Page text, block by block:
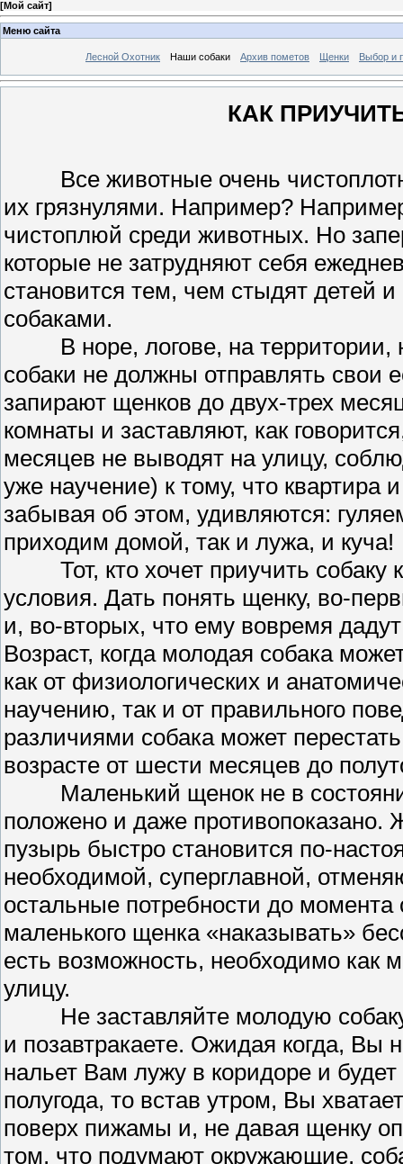
[Мой сайт]
Меню сайта
Лесной Охотник Наши собаки Архив пометов Щенки Выбор и
КАК
Все животные очень
их грязнулями. Например?
чистоплюй среди животных. Но
которые не затрудняют себя
становится тем, чем стыдят детей
собаками.
В норе, логове, на территории,
собаки не должны отправлять свои
запирают щенков до двух-трех
комнаты и заставляют, как
месяцев не выводят на улицу,
уже научение) к тому, что
забывая об этом, удивляются:
приходим домой, так и лужа, и куча!
Тот, кто хочет приучить собаку
условия. Дать понять щенку, во-
и, во-вторых, что ему вовремя
Возраст, когда молодая собака
как от физиологических и
научению, так и от правильного
различиями собака может
возрасте от шести месяцев до
Маленький щенок не в состоянии
положено и даже
пузырь быстро становится по-
необходимой, суперглавной,
остальные потребности до момента
маленького щенка «наказывать»
есть возможность, необходимо как
улицу.
Не заставляйте молодую собаку,
и позавтракаете. Ожидая когда, Вы
нальет Вам лужу в коридоре и
полугода, то встав утром, Вы
поверх пижамы и, не давая щенку
том, что подумают окружающие,